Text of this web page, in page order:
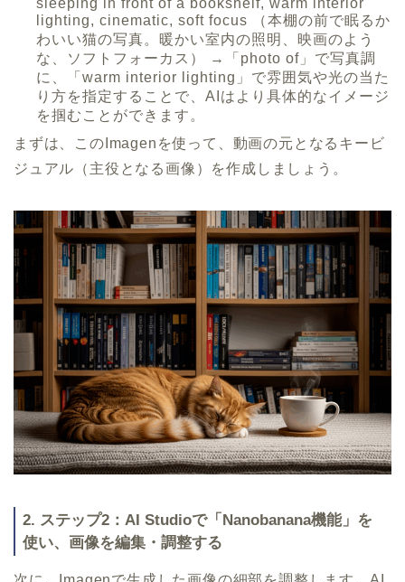
sleeping in front of a bookshelf, warm interior
lighting, cinematic, soft focus （本棚の前で眠るか
わいい猫の写真。暖かい室内の照明、映画のよう
な、ソフトフォーカス） →「photo of」で写真調
に、「warm interior lighting」で雰囲気や光の当た
り方を指定することで、AIはより具体的なイメージ
を掴むことができます。
まずは、このImagenを使って、動画の元となるキービ
ジュアル（主役となる画像）を作成しましょう。
2. ステップ2：AI Studioで「Nanobanana機能」を
使い、画像を編集・調整する